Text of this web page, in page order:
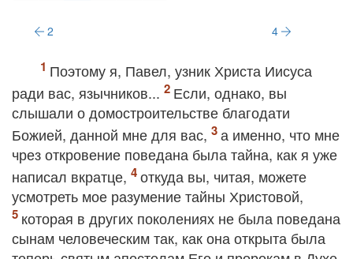
2 4
Поэтому я, Павел, узник Христа Иисуса
ради вас, язычников...
Если, однако, вы
слышали о домостроительстве благодати
Божией, данной мне для вас,
а именно, что мне
чрез откровение поведана была тайна, как я уже
написал вкратце,
откуда вы, читая, можете
усмотреть мое разумение тайны Христовой,
которая в других поколениях не была поведана
сынам человеческим так, как она открыта была